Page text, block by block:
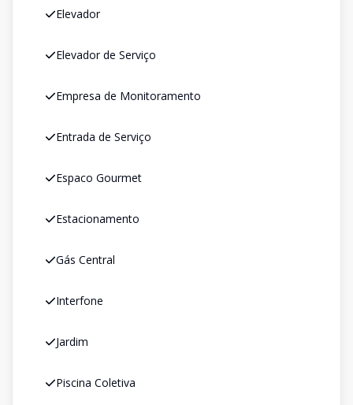
Elevador
Elevador de Serviço
Empresa de Monitoramento
Entrada de Serviço
Espaco Gourmet
Estacionamento
Gás Central
Interfone
Jardim
Piscina Coletiva